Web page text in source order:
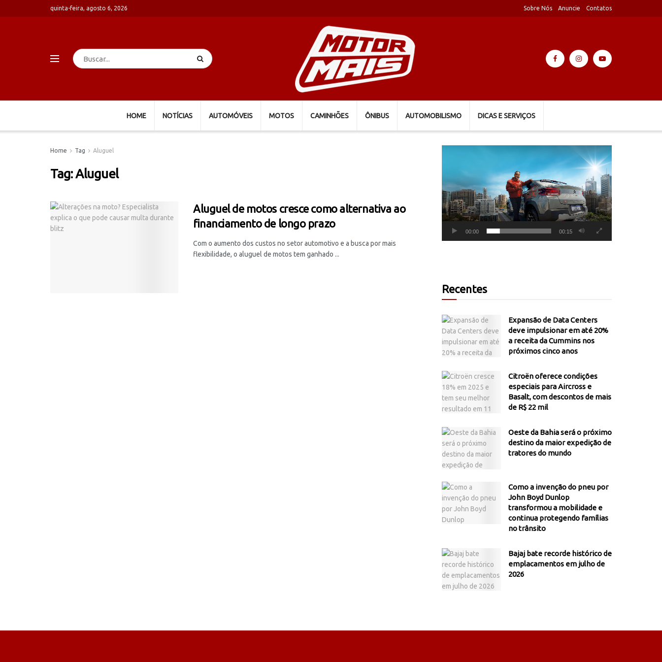
quinta-feira, agosto 6, 2026 Sobre Nós Anuncie Contatos
HOME NOTÍCIAS AUTOMÓVEIS MOTOS CAMINHÕES ÔNIBUS AUTOMOBILISMO DICAS E SERVIÇOS
Home Tag Aluguel
Tag:Aluguel
Aluguel de motos cresce como alternativa ao
financiamento de longo prazo
Com o aumento dos custos no setor automotivo e a busca por mais
flexibilidade, o aluguel de motos tem ganhado ...
00:00 00:15
Recentes
Expansão de Data Centers
deve impulsionar em até 20%
a receita da Cummins nos
próximos cinco anos
Citroën oferece condições
especiais para Aircross e
Basalt, com descontos de mais
de R$ 22 mil
Oeste da Bahia será o próximo
destino da maior expedição de
tratores do mundo
Como a invenção do pneu por
John Boyd Dunlop
transformou a mobilidade e
continua protegendo famílias
no trânsito
Bajaj bate recorde histórico de
emplacamentos em julho de
2026